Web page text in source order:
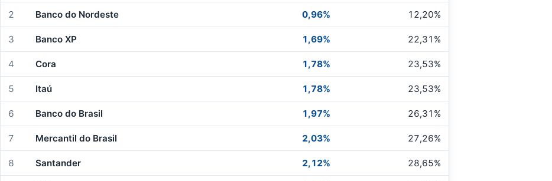
2 Banco do Nordeste 0,96% 12,20%
3 Banco XP 1,69% 22,31%
4 Cora 1,78% 23,53%
5 Itaú 1,78% 23,53%
6 Banco do Brasil 1,97% 26,31%
7 Mercantil do Brasil 2,03% 27,26%
8 Santander 2,12% 28,65%